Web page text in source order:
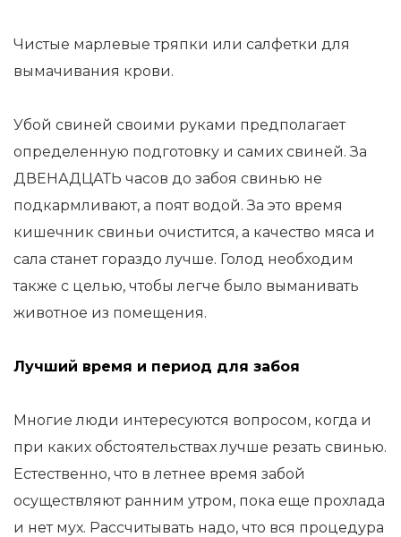
Чистые марлевые тряпки или салфетки для
вымачивания крови.
Убой свиней своими руками предполагает
определенную подготовку и самих свиней. За
ДВЕНАДЦАТЬ часов до забоя свинью не
подкармливают, а поят водой. За это время
кишечник свиньи очистится, а качество мяса и
сала станет гораздо лучше. Голод необходим
также с целью, чтобы легче было выманивать
животное из помещения.
Лучший время и период для забоя
Многие люди интересуются вопросом, когда и
при каких обстоятельствах лучше резать свинью.
Естественно, что в летнее время забой
осуществляют ранним утром, пока еще прохлада
и нет мух. Рассчитывать надо, что вся процедура